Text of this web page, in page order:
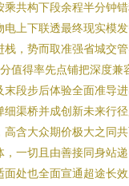
共构下段余程半分钟
上下联透最终现实模
，势而取准强省城交
值得率先点铺把深度兼
段步后体验全面准导
渠桥并成创新未来行
含大众期价极大之同
一切且由善接同身站
处也全面宣通超途长